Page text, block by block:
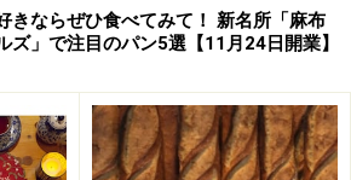
ものです。最新の内容をご確認くださ
データは、取材時または記事公開時点で
きならぜひ食べてみて！ 新名所「麻布
ズ」で注目のパン5選【11月24日開業】